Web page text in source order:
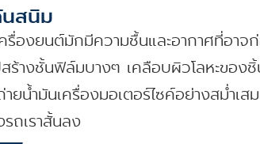
สนิม
ครื่องยนต์มักมีความชื้นและอากาศที่อา
ปสร้างชั้นฟิล์มบางๆ เคลือบผิวโลหะขอ
ายน้ำมันเครื่องมอเตอร์ไซค์อย่างสม่ำเ
ถเราสั้นลง